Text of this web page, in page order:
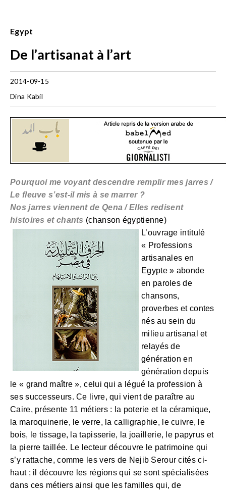
Egypt
De l’artisanat à l’art
2014-09-15
Dina Kabil
Pourquoi me voyant descendre remplir mes jarres /
Le fleuve s’est-il mis à se marrer ?
Nos jarres viennent de Qena / Elles redisent
histoires et chants (chanson égyptienne)
L’ouvrage intitulé
« Professions
artisanales en
Egypte » abonde
en paroles de
chansons,
proverbes et contes
nés au sein du
milieu artisanal et
relayés de
génération en
génération depuis
le « grand maître », celui qui a légué la profession à
ses successeurs. Ce livre, qui vient de paraître au
Caire, présente 11 métiers : la poterie et la céramique,
la maroquinerie, le verre, la calligraphie, le cuivre, le
bois, le tissage, la tapisserie, la joaillerie, le papyrus et
la pierre taillée. Le lecteur découvre le patrimoine qui
s’y rattache, comme les vers de Nejib Serour cités ci-
haut ; il découvre les régions qui se sont spécialisées
dans ces métiers ainsi que les familles qui, de